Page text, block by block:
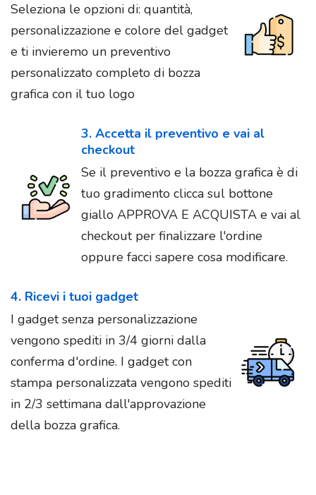
Seleziona le opzioni di: quantità,
personalizzazione e colore del gadget
e ti invieremo un preventivo
personalizzato completo di bozza
grafica con il tuo logo
3. Accetta il preventivo e vai al
checkout
Se il preventivo e la bozza grafica è di
tuo gradimento clicca sul bottone
giallo APPROVA E ACQUISTA e vai al
checkout per finalizzare l'ordine
oppure facci sapere cosa modificare.
4. Ricevi i tuoi gadget
I gadget senza personalizzazione
vengono spediti in 3/4 giorni dalla
conferma d'ordine. I gadget con
stampa personalizzata vengono spediti
in 2/3 settimana dall'approvazione
della bozza grafica.